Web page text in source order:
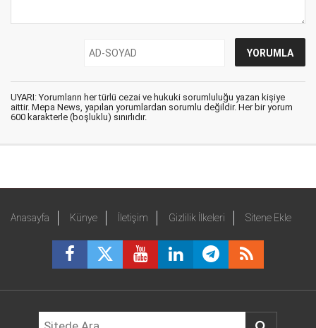
UYARI: Yorumların her türlü cezai ve hukuki sorumluluğu yazan kişiye
aittir. Mepa News, yapılan yorumlardan sorumlu değildir. Her bir yorum
600 karakterle (boşluklu) sınırlıdır.
Anasayfa Künye İletişim Gizlilik İlkeleri Sitene Ekle